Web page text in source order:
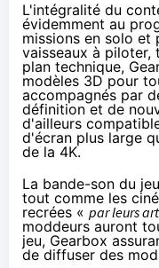
L'intégralité du
évidemment au
missions en solo et
vaisseaux à piloter,
plan technique,
modèles 3D pour
accompagnés par
définition et de
d'ailleurs
d'écran plus large
de la 4K.
La bande-son du
tout comme les
recrées « par leurs
moddeurs auront
jeu, Gearbox
de diffuser des